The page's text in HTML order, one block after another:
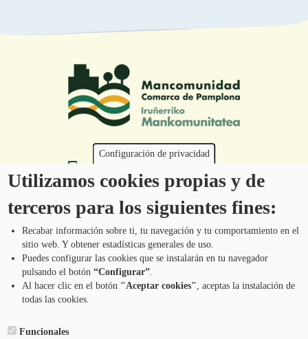
Tel.: 948 203 444
atencion@mancoeduca.com
Programa de Educación Ambiental Escolar
de la Mancomunidad de la Comarca de
Pamplona
Pie
Menú
CONTÁCTANOS
Configuración de privacidad
Utilizamos cookies propias y de
terceros para los siguientes fines:
Recabar información sobre ti, tu navegación y tu comportamiento en el
sitio web. Y obtener estadísticas generales de uso.
Puedes configurar las cookies que se instalarán en tu navegador
pulsando el botón“Configurar”.
Al hacer clic en el botón "Aceptar cookies", aceptas la instalación de
todas las cookies.
Funcionales